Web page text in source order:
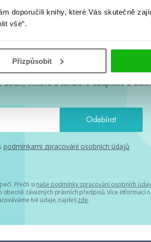
doporučili knihy, které Vás skutečně
vše“.
Přizpůsobit
měsíc rovnou do mailu! Nové knihy,
autoři, filmové a seriálové adaptace a další.
podmínkami zpracování osobních údajů
Přečti si naše podmínky zpracování osobních
závazných právních předpisů. Více informací
tvé údaje, najdeš zde.